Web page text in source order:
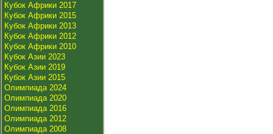
Кубок Африки 2017
Кубок Африки 2015
Кубок Африки 2013
Кубок Африки 2012
Кубок Африки 2010
Кубок Азии 2023
Кубок Азии 2019
Кубок Азии 2015
Олимпиада 2024
Олимпиада 2020
Олимпиада 2016
Олимпиада 2012
Олимпиада 2008